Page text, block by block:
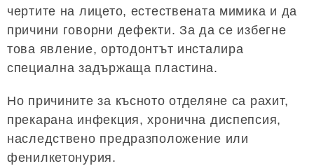
чертите на лицето, естествената мимика и да
причини говорни дефекти. За да се избегне
това явление, ортодонтът инсталира
специална задържаща пластина.
Но причините за късното отделяне са рахит,
прекарана инфекция, хронична диспепсия,
наследствено предразположение или
фенилкетонурия.